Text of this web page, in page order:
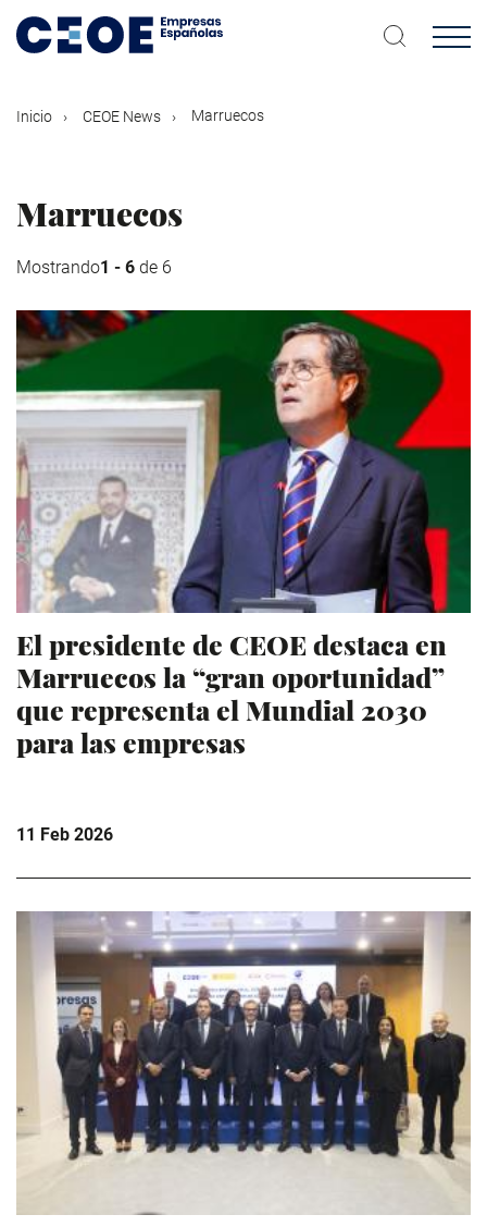
contenido
Inicio CEOE News Marruecos
Marruecos
Mostrando1 - 6 de 6
El presidente de CEOE destaca en
Marruecos la “gran oportunidad”
que representa el Mundial 2030
para las empresas
11 Feb 2026